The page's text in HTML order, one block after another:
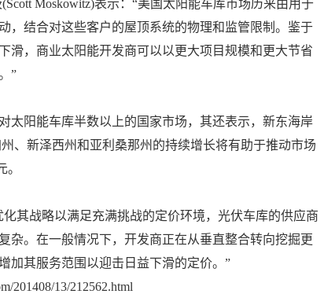
Moskowitz)表示：“美国太阳能车库市场历来由用于
，结合对这些客户的屋顶系统的物理和监管限制。鉴于
滑，商业太阳能开发商可以以更大项目规模和更大节省
”
太阳能车库半数以上的国家市场，其还表示，新东海岸
、新泽西州和亚利桑那州的持续增长将有助于推动市场
其战略以满足充满挑战的定价环境，光伏车库的供应商
杂。在一般情况下，开发商正在从垂直整合转向挖掘更
加其服务范围以迎击日益下滑的定价。”
201408/13/212562.html